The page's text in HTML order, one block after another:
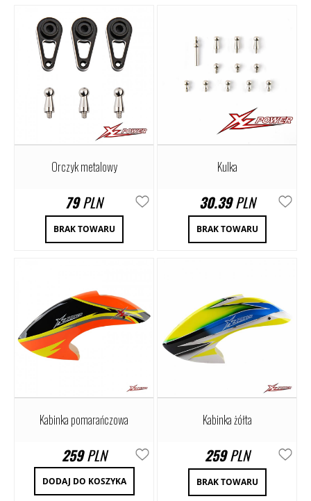
Orczyk metalowy
79PLN
BRAK TOWARU
Kulka
30.39PLN
BRAK TOWARU
Kabinka pomarańczowa
259PLN
DODAJ DO KOSZYKA
Kabinka żółta
259PLN
BRAK TOWARU